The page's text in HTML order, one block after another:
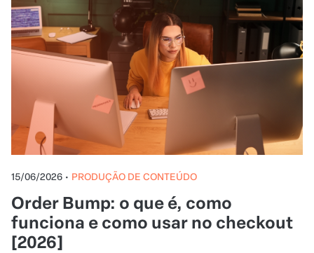
15/06/2026 • PRODUÇÃO DE CONTEÚDO
Order Bump: o que é, como
funciona e como usar no checkout
[2026]